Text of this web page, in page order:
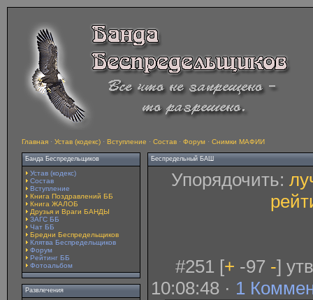
Главная · Устав (кодекс) · Вступление · Состав · Форум · Снимки МАФИИ
Банда Беспредельщиков
Устав (кодекс)
Состав
Вступление
Книга Поздравлений ББ
Книга ЖАЛОБ
Друзья и Враги БАНДЫ
ЗАГС ББ
Чат ББ
Бредни Беспредельщиков
Клятва Беспредельщиков
Форум
Рейтинг ББ
Фотоальбом
Развлечения
Беспредельный БАШ
Упорядочить:
#251 [+ -97 -]
10:08:48 · 1